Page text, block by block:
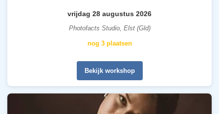
vrijdag 28 augustus 2026
Photofacts Studio, Elst (Gld)
nog 3 plaatsen
Bekijk workshop